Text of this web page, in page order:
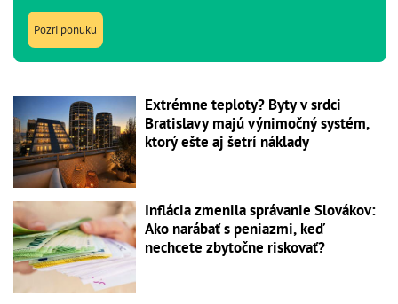
Pozri ponuku
Extrémne teploty? Byty v srdci
Bratislavy majú výnimočný systém,
ktorý ešte aj šetrí náklady
Inflácia zmenila správanie Slovákov:
Ako narábať s peniazmi, keď
nechcete zbytočne riskovať?